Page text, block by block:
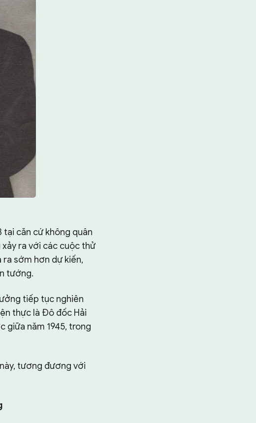
tại căn cứ không quân
xảy ra với các cuộc thử
sớm hơn dự kiến,
tướng.
tiếp tục nghiên
thực là Đô đốc Hải
giữa năm 1945, trong
tương đương với